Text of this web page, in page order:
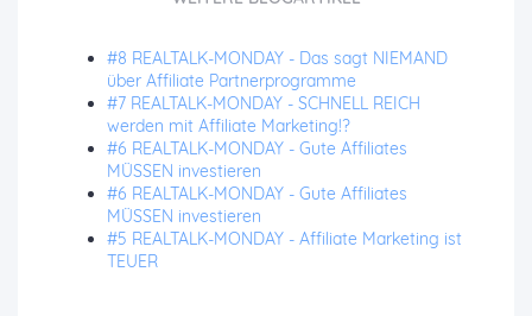
#8 REALTALK-MONDAY - Das sagt NIEMAND
über Affiliate Partnerprogramme
#7 REALTALK-MONDAY - SCHNELL REICH
werden mit Affiliate Marketing!?
#6 REALTALK-MONDAY - Gute Affiliates
MÜSSEN investieren
#6 REALTALK-MONDAY - Gute Affiliates
MÜSSEN investieren
#5 REALTALK-MONDAY - Affiliate Marketing ist
TEUER